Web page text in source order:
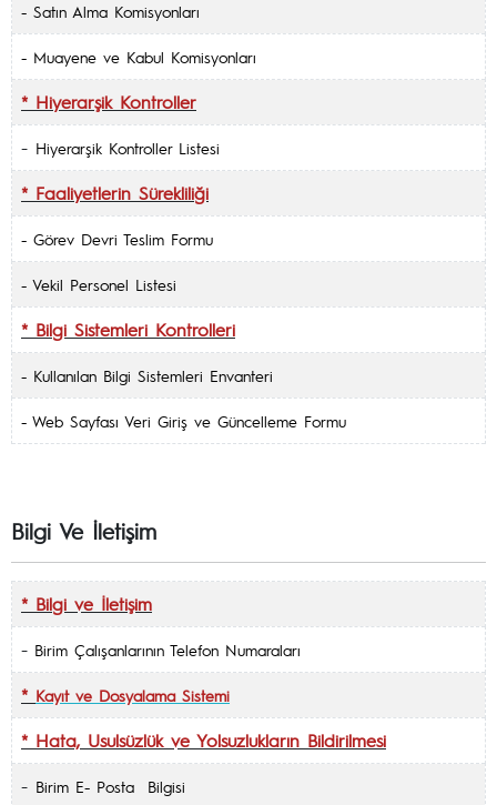
- Satın Alma Komisyonları
- Muayene ve Kabul Komisyonları
* Hiyerarşik Kontroller
- Hiyerarşik Kontroller Listesi
* Faaliyetlerin Sürekliliği
- Görev Devri Teslim Formu
- Vekil Personel Listesi
* Bilgi Sistemleri Kontrolleri
- Kullanılan Bilgi Sistemleri Envanteri
- Web Sayfası Veri Giriş ve Güncelleme Formu
Bilgi Ve İletişim
* Bilgi ve İletişim
- Birim Çalışanlarının Telefon Numaraları
* Kayıt ve Dosyalama Sistemi
* Hata, Usulsüzlük ve Yolsuzlukların Bildirilmesi
- Birim E- Posta Bilgisi